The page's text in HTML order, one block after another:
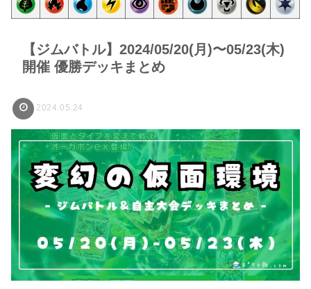
【ジムバトル】2024/05/20(月)〜05/23(木)
開催 優勝デッキまとめ
2024.05.24